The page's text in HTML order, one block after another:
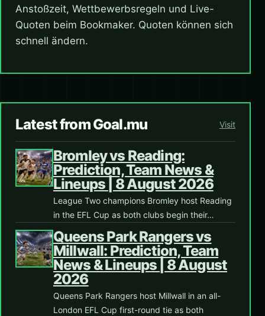
Anstoßzeit, Wettbewerbsregeln und Live-
Quoten beim Bookmaker. Quoten können sich
schnell ändern.
Latest from Goal.mu Visit
Bromley vs Reading:
Prediction, Team News &
Lineups | 8 August 2026
League Two champions Bromley host Reading
in the EFL Cup as both clubs begin their…
Queens Park Rangers vs
Millwall: Prediction, Team
News & Lineups | 8 August
2026
Queens Park Rangers host Millwall in an all-
London EFL Cup first-round tie as both